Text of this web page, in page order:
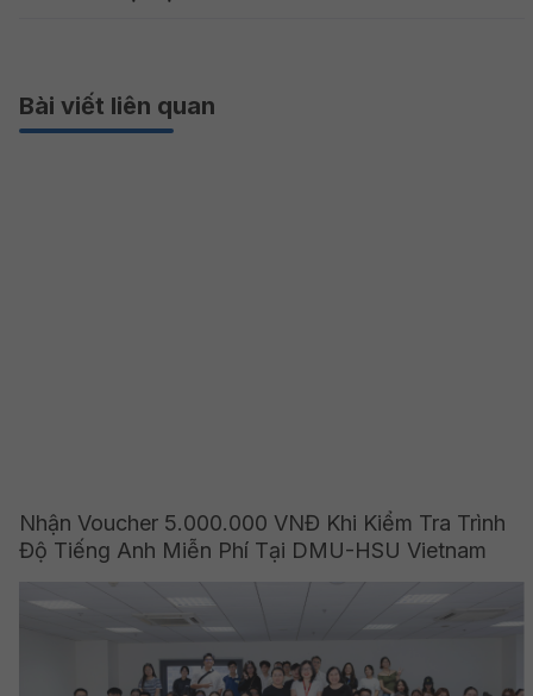
Bài viết liên quan
Nhận Voucher 5.000.000 VNĐ Khi Kiểm Tra Trình
Độ Tiếng Anh Miễn Phí Tại DMU-HSU Vietnam